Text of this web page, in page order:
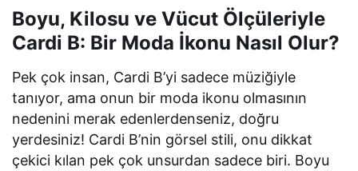
Boyu, Kilosu ve Vücut Ölçüleriyle
Cardi B: Bir Moda İkonu Nasıl Olur?
Pek çok insan, Cardi B’yi sadece müziğiyle
tanıyor, ama onun bir moda ikonu olmasının
nedenini merak edenlerdenseniz, doğru
yerdesiniz! Cardi B’nin görsel stili, onu dikkat
çekici kılan pek çok unsurdan sadece biri. Boyu